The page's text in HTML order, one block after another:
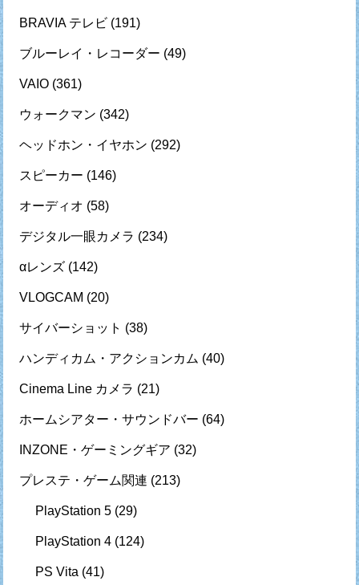
BRAVIA テレビ (191)
ブルーレイ・レコーダー (49)
VAIO (361)
ウォークマン (342)
ヘッドホン・イヤホン (292)
スピーカー (146)
オーディオ (58)
デジタル一眼カメラ (234)
αレンズ (142)
VLOGCAM (20)
サイバーショット (38)
ハンディカム・アクションカム (40)
Cinema Line カメラ (21)
ホームシアター・サウンドバー (64)
INZONE・ゲーミングギア (32)
プレステ・ゲーム関連 (213)
PlayStation 5 (29)
PlayStation 4 (124)
PS Vita (41)